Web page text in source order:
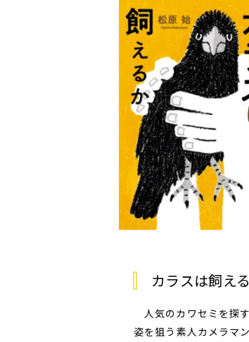
カラスは飼え
人気のカワセミを探
姿を狙う素人カメラマ